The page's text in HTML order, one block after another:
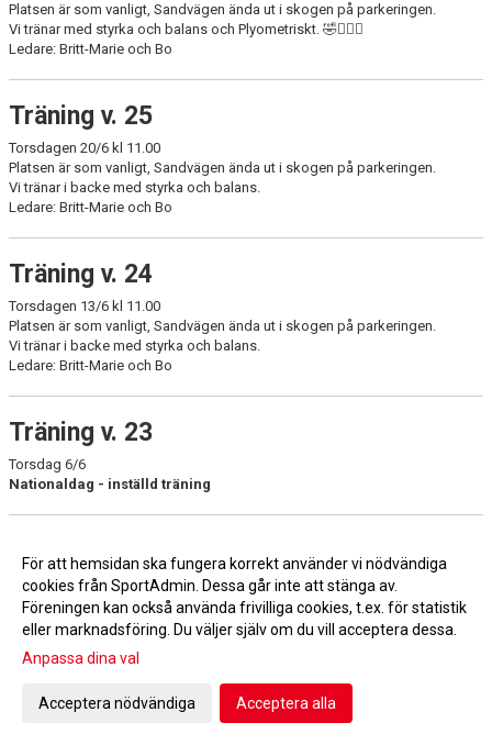
Platsen är som vanligt, Sandvägen ända ut i skogen på parkeringen.
Vi tränar med styrka och balans och Plyometriskt. 🤣🏋🏻‍♀️
Ledare: Britt-Marie och Bo
Träning v. 25
Torsdagen 20/6 kl 11.00
Platsen är som vanligt, Sandvägen ända ut i skogen på parkeringen.
Vi tränar i backe med styrka och balans.
Ledare: Britt-Marie och Bo
Träning v. 24
Torsdagen 13/6 kl 11.00
Platsen är som vanligt, Sandvägen ända ut i skogen på parkeringen.
Vi tränar i backe med styrka och balans.
Ledare: Britt-Marie och Bo
Träning v. 23
Torsdag 6/6
Nationaldag - inställd träning
Träning v. 22
Torsdagen 30/5 kl 11.00
Platsen är som vanligt, Sandvägen ända ut i skogen på parkeringen.
Vi tränar i backe med styrka och balans.
Ledare: Britt-Marie och Bo
Träning v. 21
För att hemsidan ska fungera korrekt använder vi nödvändiga
cookies från SportAdmin. Dessa går inte att stänga av.
Föreningen kan också använda frivilliga cookies, t.ex. för statistik
eller marknadsföring. Du väljer själv om du vill acceptera dessa.
Anpassa dina val
Acceptera nödvändiga Acceptera alla